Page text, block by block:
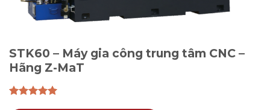
STK60 – Máy gia công trung tâm CNC –
Hãng Z-MaT